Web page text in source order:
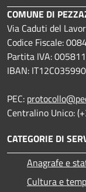
COMUNE DI
Via Caduti del
Codice Fiscale:
Partita IVA:
IBAN:
PEC:
Centralino Unico:
CATEGORIE DI
Anagrafe e
Cultura e